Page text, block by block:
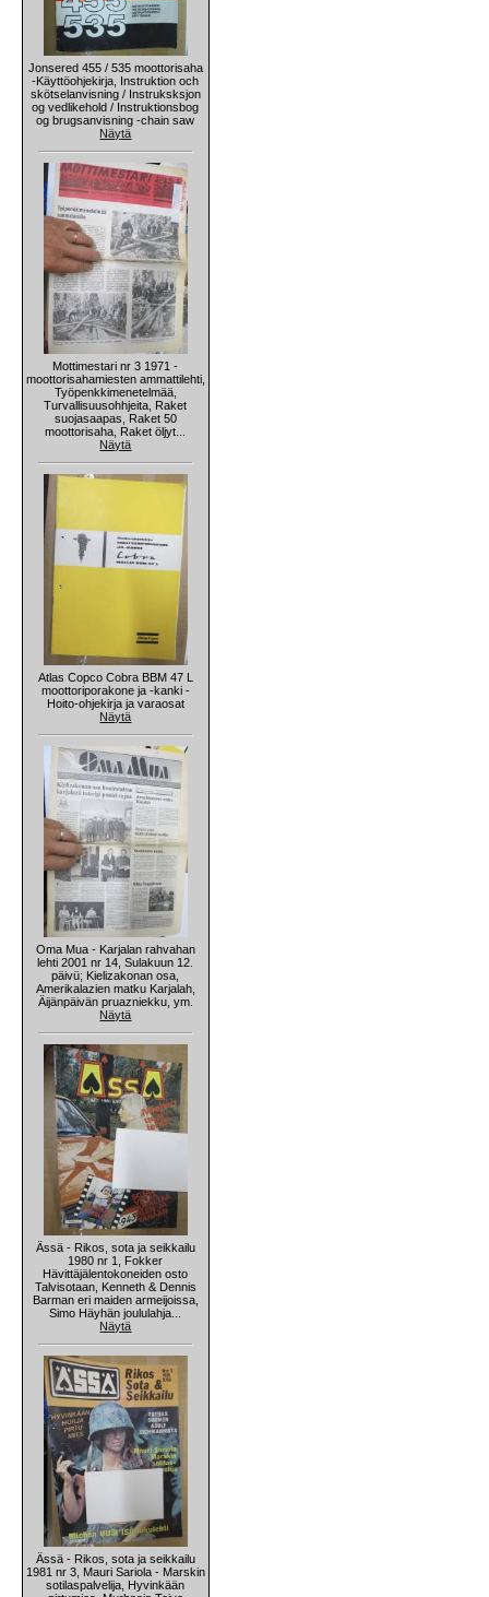
Jonsered 455 / 535 moottorisaha
-Käyttöohjekirja, Instruktion och
skötselanvisning / Instruksksjon
og vedlikehold / Instruktionsbog
og brugsanvisning -chain saw
Näytä
Mottimestari nr 3 1971 -
moottorisahamiesten ammattilehti,
Työpenkkimenetelmää,
Turvallisuusohhjeita, Raket
suojasaapas, Raket 50
moottorisaha, Raket öljyt...
Näytä
Atlas Copco Cobra BBM 47 L
moottoriporakone ja -kanki -
Hoito-ohjekirja ja varaosat
Näytä
Oma Mua - Karjalan rahvahan
lehti 2001 nr 14, Sulakuun 12.
päivü; Kielizakonan osa,
Amerikalazien matku Karjalah,
Äijänpäivän pruazniekku, ym.
Näytä
Ässä - Rikos, sota ja seikkailu
1980 nr 1, Fokker
Hävittäjälentokoneiden osto
Talvisotaan, Kenneth & Dennis
Barman eri maiden armeijoissa,
Simo Häyhän joululahja...
Näytä
Ässä - Rikos, sota ja seikkailu
1981 nr 3, Mauri Sariola - Marskin
sotilaspalvelija, Hyvinkään